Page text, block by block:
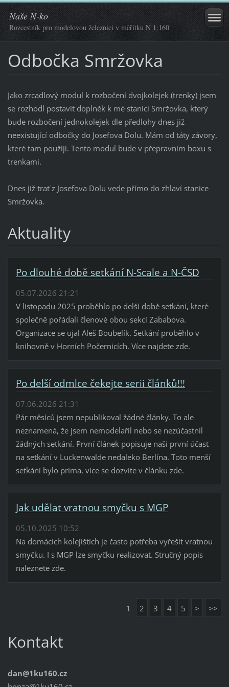
Naše N-ko
Rozcestník pro modelovou železnici v měřítku N 1:160
Odbočka Smržovka
Jako zrcadlový modul k rozbočení dvojkolejek (trenky) jsem
se rozhodl postavit doplněk k mé stanici Smržovka, který
bude rozbočení jednokolejek dle předlohy dnes již
neexistující odbočky do Josefova Dolu. Mám od táty závory,
které tam použiji. Tento modul bude v přepravním boxu s
trenkami.
Dnes již trať z Josefova Dolu vede přímo do zhlaví stanice
Smržovka.
Aktuality
Po dlouhé době setkání N-Scale a N-ČSD
05.07.2026 21:21
V listopadu 2025 proběhlo po delší době setkání, které
společně pořádali členové obou sekcí Zababova.
Organizace se ujal Aleš Boubelík. Setkání proběhlo v
knihovně v Horních Počernicích. Více najdete zde.
Po delší odmlce čekejte serii článků!!!
07.06.2026 21:31
Pár měsíců jsem nepublikoval žádné články. To ale
neznamená, že jsem nemodelařil nebo se nezúčastnil
žádných setkání. První článek popisuje naši první účast
na setkání v Luckenwalde nedaleko Berlína. Toto menší
setkání bylo prima, více se dozvíte v článku zde.
Jak udělat vratnou smyčku s MGP
05.10.2025 10:52
Na domácích kolejištích je často potřeba vyřešit vratnou
smyčku. I s MGP lze smyčku realizovat. Stručný popis
naleznete zde.
1 2 3 4 5 > >>
Kontakt
dan@1ku160.cz